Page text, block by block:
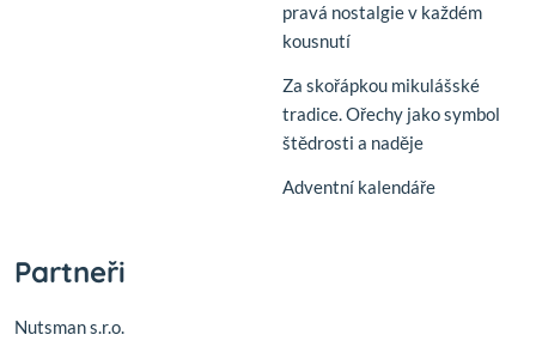
pravá nostalgie v každém
kousnutí
Za skořápkou mikulášské
tradice. Ořechy jako symbol
štědrosti a naděje
Adventní kalendáře
Partneři
Nutsman s.r.o.